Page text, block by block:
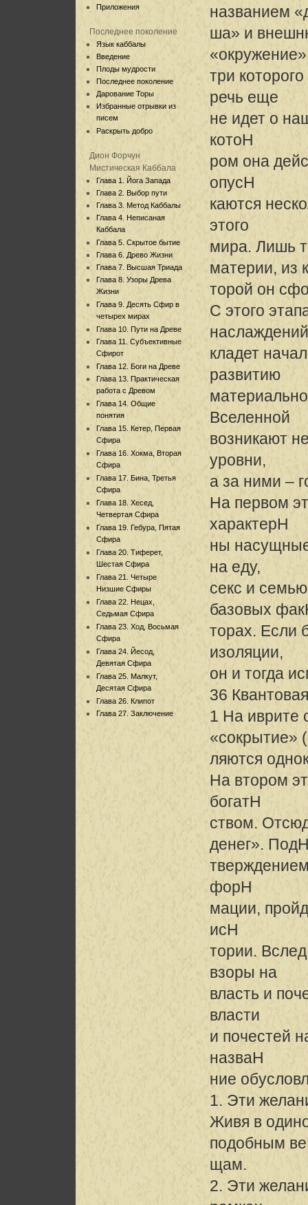
Приложения
Последнее поколение
Язык каббалы
Введение
Плоды мудрости
Последнее поколение
Дарование Торы
Избранные отрывки из
писем
Раскрыть добро
Дион Форчун
Мистическая Каббала
Глава 1. Йога Запада
Глава 2. Выбор пути
Глава 3. Метод Каббалы
Глава 4. Неписаная
Каббала
Глава 5. Скрытое бытие
Глава 6. Древо Жизни
Глава 7. Высшая Триада
Глава 8. Узоры Древа
Жизни
Глава 9. Десять Сфир в
четырех мирах
Глава 10. Пути на Древе
Глава 11. Субъективные
Сфирот
Глава 12. Боги на Древе
Глава 13. Практическая
работа с Древом
Глава 14. Общие
понятия
Глава 15. Кетер, Первая
Сфира
Глава 16. Хокма, Вторая
Сфира
Глава 17. Бина, Третья
Сфира
Глава 18. Хесед,
Четвертая Сфира
Глава 19. Гебура, Пятая
Сфира
Глава 20. Тиферет,
Шестая Сфира
Глава 21. Четыре
Низшие Сфиры
Глава 22. Нецах,
Седьмая Сфира
Глава 23. Ход, Восьмая
Сфира
Глава 24. Йесод,
Девятая Сфира
Глава 25. Малкут,
Десятая Сфира
Глава 26. Клипот
Глава 27. Заключение
названием
ша» и
три
речь еще
не идет о
котоH
ром она
опусH
каются
этого
мира. Лишь
материи, из
торой он
С этого
наслаждений
кладет
развитию
Вселенной
возникают
уровни,
а за ними –
На первом
характерH
ны
на еду,
секс и
базовых
торах. Если
изоляции,
он и тогда
36
1 На
ляются
На втором
богатH
ством.
денег».
форH
мации,
исH
тории.
взоры на
власть и
власти
и почестей
назваH
ние
1. Эти
Живя в
подобным
щам.
2. Эти